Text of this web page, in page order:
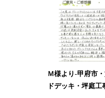
Ｍ様より-甲府市
ドデッキ・坪庭工